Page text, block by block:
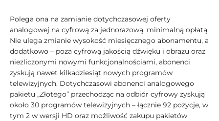
Polega ona na zamianie dotychczasowej oferty
analogowej na cyfrową za jednorazową, minimalną opłatą.
Nie ulega zmianie wysokość miesięcznego abonamentu, a
dodatkowo – poza cyfrową jakością dźwięku i obrazu oraz
niezliczonymi nowymi funkcjonalnościami, abonenci
zyskują nawet kilkadziesiąt nowych programów
telewizyjnych. Dotychczasowi abonenci analogowego
pakietu „Złotego” przechodząc na odbiór cyfrowy zyskują
około 30 programów telewizyjnych – łącznie 92 pozycje, w
tym 2 w wersji HD oraz możliwość zakupu pakietów